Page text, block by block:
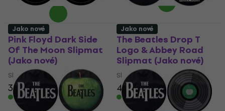
Pink Floyd Dark Side
Of The Moon Slipmat
(Jako nové)
Slipmat
351 Kč372 Kč
Skladem
The Beatles Drop T
Logo & Abbey Road
Slipmat (Jako nové)
Slipmat
437 Kč
Skladem
Jako nové Jako nové